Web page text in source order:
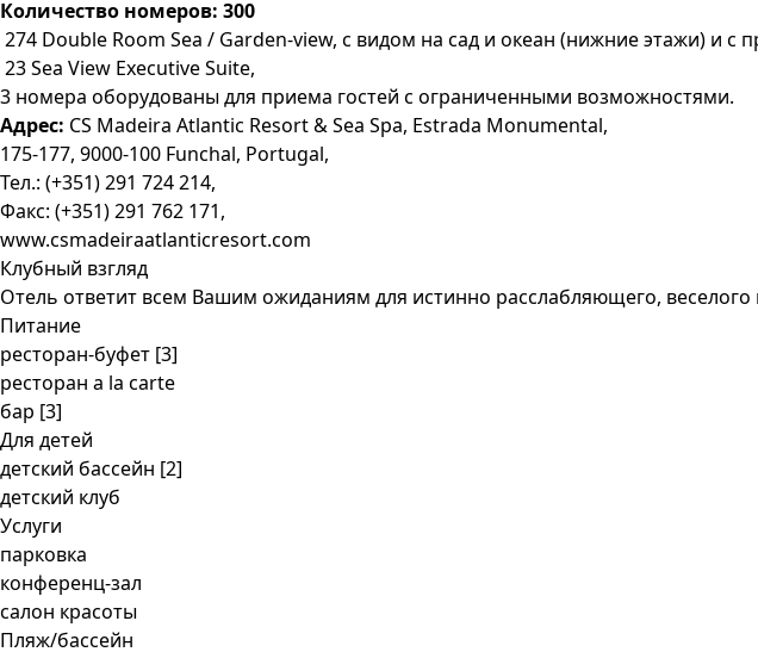
Количество номеров: 300
274 Double Room Sea / Garden-view, c видом на сад и океан (нижние этажи) и
23 Sea View Executive Suite,
3 номера оборудованы для приема гостей с ограниченными возможностями.
Адрес: CS Madeira Atlantic Resort & Sea Spa, Estrada Monumental,
175-177, 9000-100 Funchal, Portugal,
Тел.: (+351) 291 724 214,
Факс: (+351) 291 762 171,
www.csmadeiraatlanticresort.com
Клубный взгляд
Отель ответит всем Вашим ожиданиям для истинно расслабляющего, веселого
Питание
ресторан-буфет [3]
ресторан a la carte
бар [3]
Для детей
детский бассейн [2]
детский клуб
Услуги
парковка
конференц-зал
салон красоты
Пляж/бассейн